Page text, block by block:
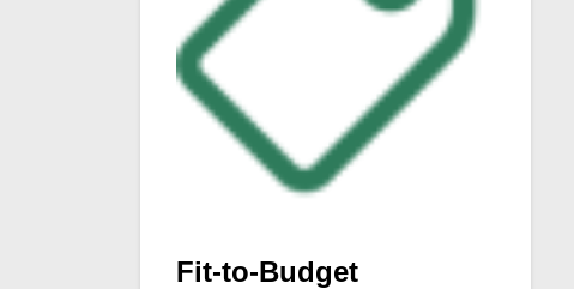
Fit-to-Budget